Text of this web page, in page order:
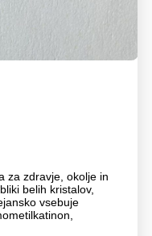
za zdravje, okolje in
belih kristalov,
vsebuje